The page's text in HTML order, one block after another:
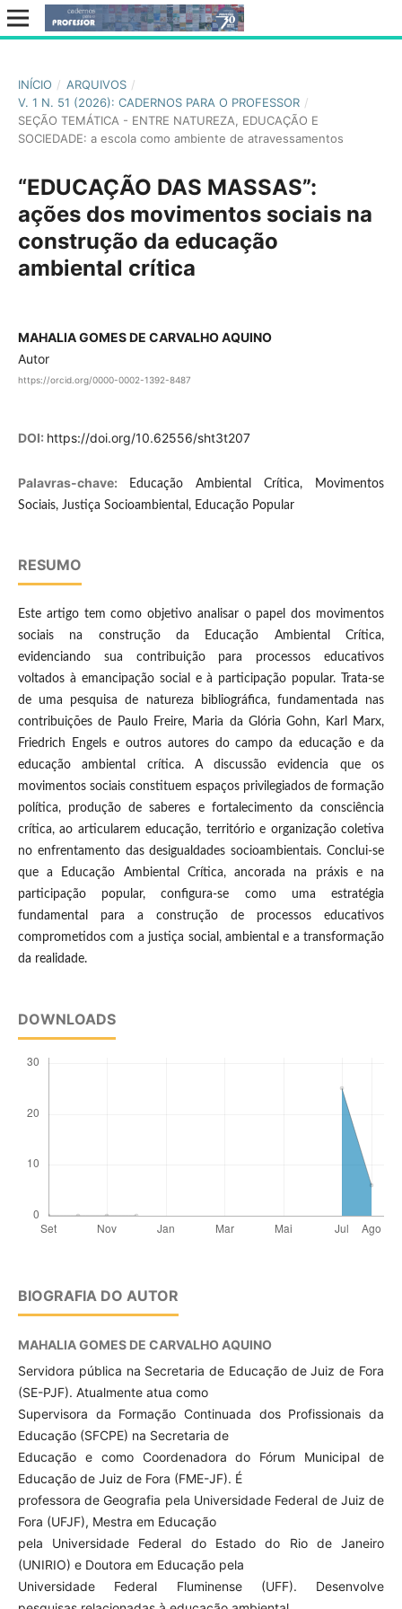
INÍCIO / ARQUIVOS /
V. 1 N. 51 (2026): CADERNOS PARA O PROFESSOR /
SEÇÃO TEMÁTICA - ENTRE NATUREZA, EDUCAÇÃO E
SOCIEDADE: a escola como ambiente de atravessamentos
“EDUCAÇÃO DAS MASSAS”:
ações dos movimentos sociais na
construção da educação
ambiental crítica
MAHALIA GOMES DE CARVALHO AQUINO
Autor
https://orcid.org/0000-0002-1392-8487
DOI: https://doi.org/10.62556/sht3t207
Palavras-chave:
Educação Ambiental Crítica, Movimentos
Sociais, Justiça Socioambiental, Educação Popular
RESUMO
Este artigo tem como objetivo analisar o papel dos movimentos
sociais na construção da Educação Ambiental Crítica,
evidenciando sua contribuição para processos educativos
voltados à emancipação social e à participação popular. Trata-se
de uma pesquisa de natureza bibliográfica, fundamentada nas
contribuições de Paulo Freire, Maria da Glória Gohn, Karl Marx,
Friedrich Engels e outros autores do campo da educação e da
educação ambiental crítica. A discussão evidencia que os
movimentos sociais constituem espaços privilegiados de formação
política, produção de saberes e fortalecimento da consciência
crítica, ao articularem educação, território e organização coletiva
no enfrentamento das desigualdades socioambientais. Conclui-se
que a Educação Ambiental Crítica, ancorada na práxis e na
participação popular, configura-se como uma estratégia
fundamental para a construção de processos educativos
comprometidos com a justiça social, ambiental e a transformação
da realidade.
DOWNLOADS
BIOGRAFIA DO AUTOR
MAHALIA GOMES DE CARVALHO AQUINO
Servidora pública na Secretaria de Educação de Juiz de Fora
(SE-PJF). Atualmente atua como
Supervisora da Formação Continuada dos Profissionais da
Educação (SFCPE) na Secretaria de
Educação e como Coordenadora do Fórum Municipal de
Educação de Juiz de Fora (FME-JF). É
professora de Geografia pela Universidade Federal de Juiz de
Fora (UFJF), Mestra em Educação
pela Universidade Federal do Estado do Rio de Janeiro
(UNIRIO) e Doutora em Educação pela
Universidade Federal Fluminense (UFF). Desenvolve